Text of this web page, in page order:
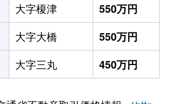
大字榎津
550万円
大字大橋
550万円
大字三丸 450万円